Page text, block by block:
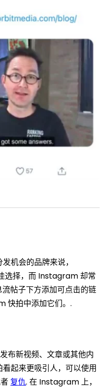
机会的品牌来说，
选择，而 Instagram 却常
帖子下方添加可点击的链
快拍中添加它们。.
布新视频、文章或其他内
起来更吸引人，可以使用
复仇. 在 Instagram 上，